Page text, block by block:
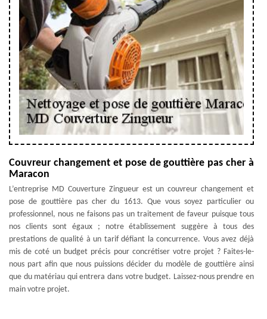
Couvreur changement et pose de gouttière pas cher à
Maracon
L’entreprise MD Couverture Zingueur est un couvreur changement et
pose de gouttière pas cher du 1613. Que vous soyez particulier ou
professionnel, nous ne faisons pas un traitement de faveur puisque tous
nos clients sont égaux ; notre établissement suggère à tous des
prestations de qualité à un tarif défiant la concurrence. Vous avez déjà
mis de coté un budget précis pour concrétiser votre projet ? Faites-le-
nous part afin que nous puissions décider du modèle de gouttière ainsi
que du matériau qui entrera dans votre budget. Laissez-nous prendre en
main votre projet.